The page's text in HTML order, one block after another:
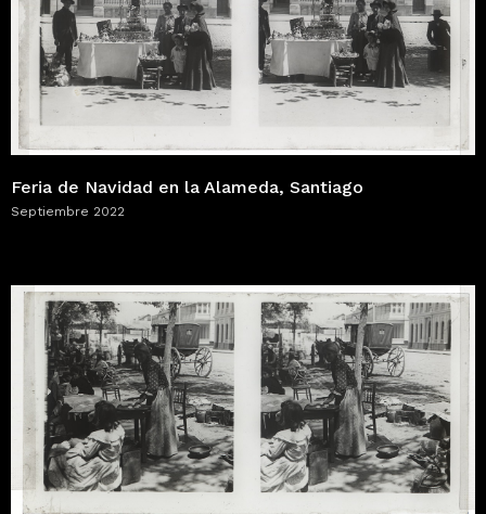
Feria de Navidad en la Alameda, Santiago
Septiembre 2022